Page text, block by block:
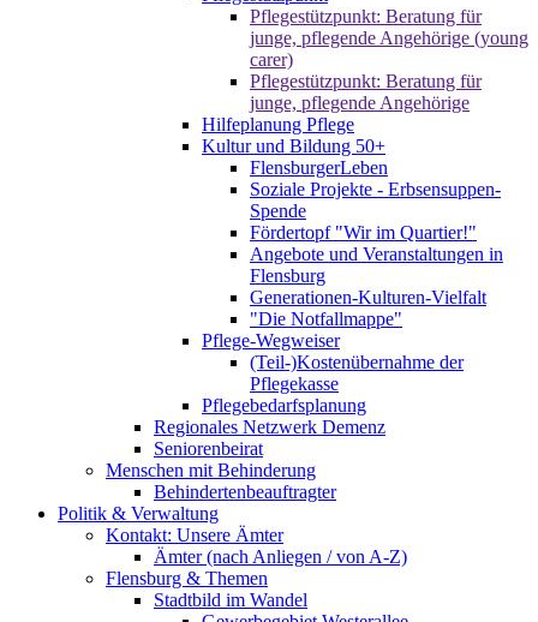
Pflegestützpunkt: Beratung für
junge, pflegende Angehörige (young
carer)
Pflegestützpunkt: Beratung für
junge, pflegende Angehörige
Hilfeplanung Pflege
Kultur und Bildung 50+
FlensburgerLeben
Soziale Projekte - Erbsensuppen-
Spende
Fördertopf "Wir im Quartier!"
Angebote und Veranstaltungen in
Flensburg
Generationen-Kulturen-Vielfalt
"Die Notfallmappe"
Pflege-Wegweiser
(Teil-)Kostenübernahme der
Pflegekasse
Pflegebedarfsplanung
Regionales Netzwerk Demenz
Seniorenbeirat
Menschen mit Behinderung
Behindertenbeauftragter
Politik & Verwaltung
Kontakt: Unsere Ämter
Ämter (nach Anliegen / von A-Z)
Flensburg & Themen
Stadtbild im Wandel